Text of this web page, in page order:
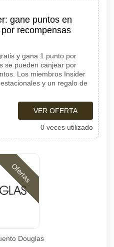
gane puntos en
recompensas
y gana 1 punto por
se pueden canjear por
Los miembros Insider
y un regalo de
VER OFERTA
0 veces utilizado
Ofertas
Douglas